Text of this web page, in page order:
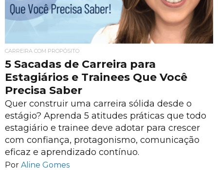
CARREIRA COM PROPÓSITO
5 Sacadas de Carreira para
Estagiários e Trainees Que Você
Precisa Saber
Quer construir uma carreira sólida desde o
estágio? Aprenda 5 atitudes práticas que todo
estagiário e trainee deve adotar para crescer
com confiança, protagonismo, comunicação
eficaz e aprendizado contínuo.
Por Aline Gomes